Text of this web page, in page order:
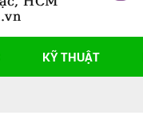
KỸ THUẬT